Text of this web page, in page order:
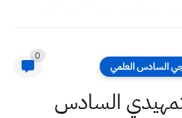
السادس العلمي
0
السادس